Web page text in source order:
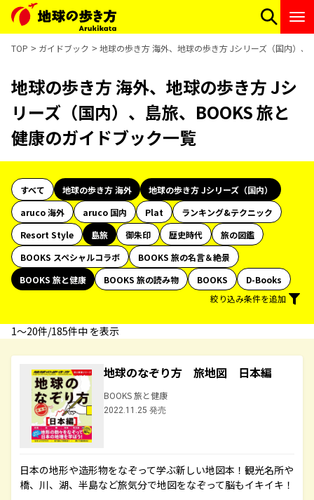
TOP ガイドブック 地球の歩き方 海外、地球の歩き方 Jシリーズ（国内）
地球の歩き方 海外、地球の歩き方 Jシ
リーズ（国内）、島旅、BOOKS 旅と
健康のガイドブック一覧
すべて 地球の歩き方 海外
地球の歩き方 Jシリーズ（国内）
aruco 海外
aruco 国内 Plat
ランキング&テクニック
Resort Style
島旅 御朱印 歴史時代
旅の図鑑
BOOKS スペシャルコラボ
BOOKS 旅の名言＆絶景
BOOKS 旅と健康
BOOKS 旅の読み物 BOOKS
D-Books
絞り込み条件を追加
1〜20件/185件中 を表示
地球のなぞり方 旅地図 日本編
BOOKS 旅と健康
2022.11.25 発売
日本の地形や造形物をなぞって学ぶ新しい地図本！観光名所や
橋、川、湖、半島など旅気分で地図をなぞって脳もイキイキ！